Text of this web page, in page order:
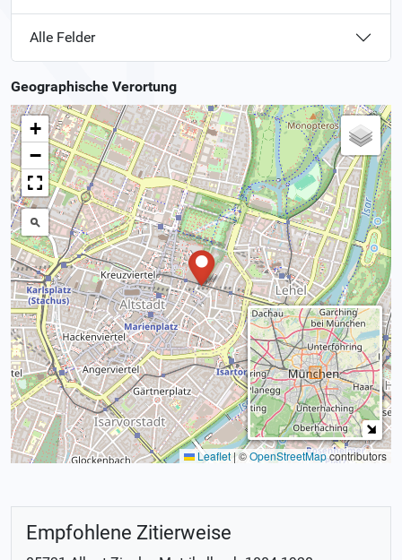
Alle Felder
Geographische Verortung
+
−
Leaflet|©OpenStreetMapcontributors
Empfohlene Zitierweise